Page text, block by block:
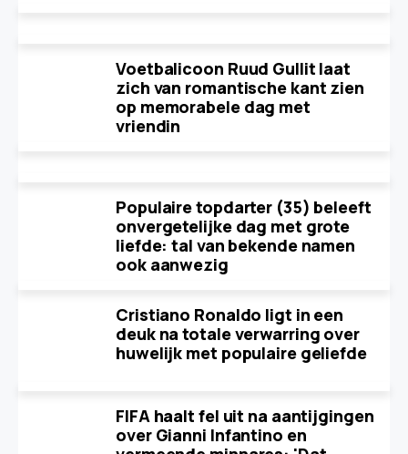
Voetbalicoon Ruud Gullit laat
zich van romantische kant zien
op memorabele dag met
vriendin
Populaire topdarter (35) beleeft
onvergetelijke dag met grote
liefde: tal van bekende namen
ook aanwezig
Cristiano Ronaldo ligt in een
deuk na totale verwarring over
huwelijk met populaire geliefde
FIFA haalt fel uit na aantijgingen
over Gianni Infantino en